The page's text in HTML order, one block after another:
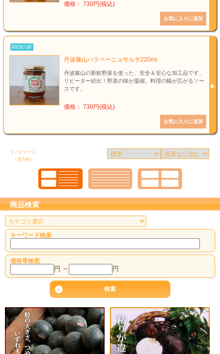
価格： 730円(税込)
PICK UP
丹波篠山ハラペーニョサルサ220ml
丹波篠山の新鮮野菜を使った、安全＆安心な加工品です。
リピーター続出！野菜の味が凝縮。料理の幅が広がるソー
スです。
価格： 730円(税込)
1 / 1ページ
（全5件）
商品検索
キーワード検索
価格帯検索
円 ～ 円